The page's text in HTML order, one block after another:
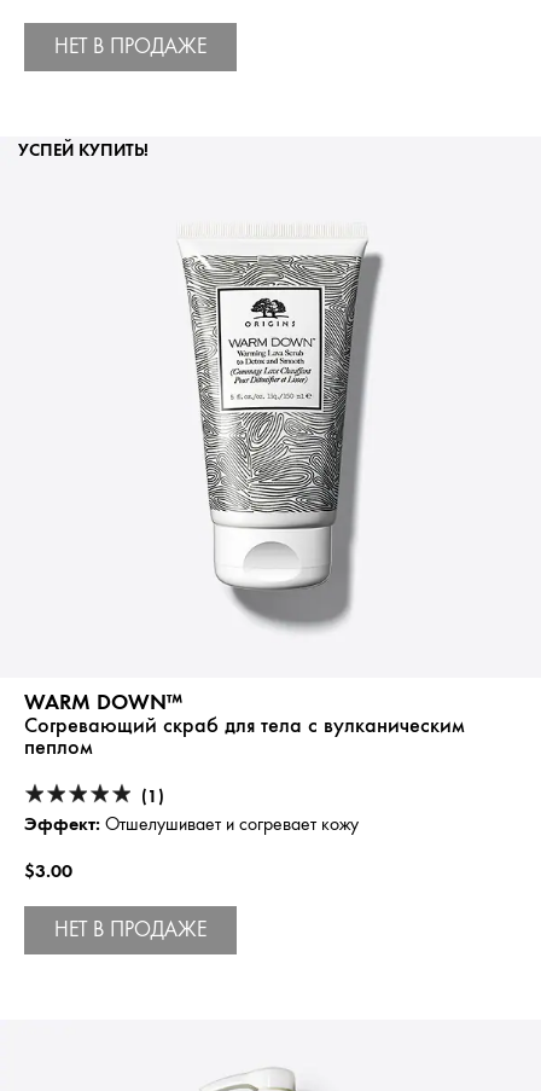
НЕТ В ПРОДАЖЕ
УСПЕЙ КУПИТЬ!
WARM DOWN™
Согревающий скраб для тела с вулканическим
пеплом
(1)
Эффект: Отшелушивает и согревает кожу
$3.00
НЕТ В ПРОДАЖЕ